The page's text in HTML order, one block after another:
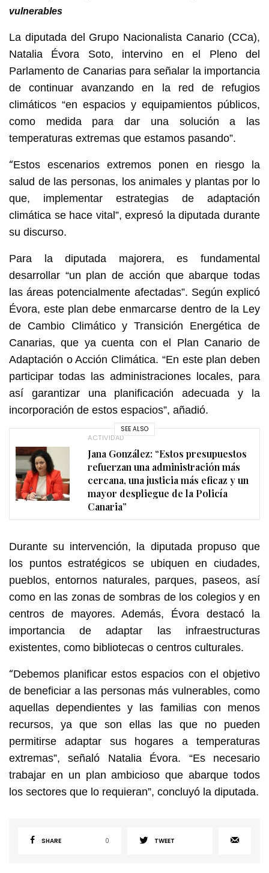
vulnerables
La diputada del Grupo Nacionalista Canario (CCa),
Natalia Évora Soto, intervino en el Pleno del
Parlamento de Canarias para señalar la importancia
de continuar avanzando en la red de refugios
climáticos “en espacios y equipamientos públicos,
como medida para dar una solución a las
temperaturas extremas que estamos pasando”.
“Estos escenarios extremos ponen en riesgo la
salud de las personas, los animales y plantas por lo
que, implementar estrategias de adaptación
climática se hace vital”, expresó la diputada durante
su discurso.
Para la diputada majorera, es fundamental
desarrollar “un plan de acción que abarque todas
las áreas potencialmente afectadas”. Según explicó
Évora, este plan debe enmarcarse dentro de la Ley
de Cambio Climático y Transición Energética de
Canarias, que ya cuenta con el Plan Canario de
Adaptación o Acción Climática. “En este plan deben
participar todas las administraciones locales, para
así garantizar una planificación adecuada y la
incorporación de estos espacios”, añadió.
SEE ALSO
ACTIVIDAD
Jana González: “Estos presupuestos
refuerzan una administración más
cercana, una justicia más eficaz y un
mayor despliegue de la Policía
Canaria”
Durante su intervención, la diputada propuso que
los puntos estratégicos se ubiquen en ciudades,
pueblos, entornos naturales, parques, paseos, así
como en las zonas de sombras de los colegios y en
centros de mayores. Además, Évora destacó la
importancia de adaptar las infraestructuras
existentes, como bibliotecas o centros culturales.
“Debemos planificar estos espacios con el objetivo
de beneficiar a las personas más vulnerables, como
aquellas dependientes y las familias con menos
recursos, ya que son ellas las que no pueden
permitirse adaptar sus hogares a temperaturas
extremas”, señaló Natalia Évora. “Es necesario
trabajar en un plan ambicioso que abarque todos
los sectores que lo requieran”, concluyó la diputada.
SHARE 0 TWEET